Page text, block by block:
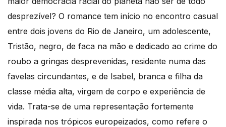
desprezível? O romance tem início no encontro casual
entre dois jovens do Rio de Janeiro, um adolescente,
Tristão, negro, de faca na mão e dedicado ao crime do
roubo a gringas desprevenidas, residente numa das
favelas circundantes, e de Isabel, branca e filha da
classe média alta, virgem de corpo e experiência de
vida. Trata-se de uma representação fortemente
inspirada nos trópicos europeizados, como refere o